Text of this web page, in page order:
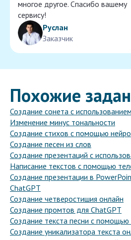
многое другое. Спасибо вашему
сервису!
Руслан
Заказчик
Похожие
Создание сонета с
Изменение минус тональности
Создание стихов с помощью
Создание песен из слов
Создание презентаций с
Написание текстов с помощью
Создание презентации в
ChatGPT
Создание четверостишия онлайн
Создание промтов для ChatGPT
Создание текста песни с
Создание уникализатора текста